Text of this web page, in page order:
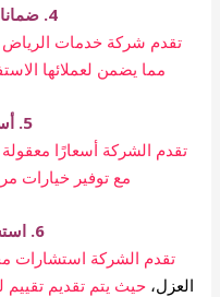
4. ضمانات عالية الجودة
تقدم شركة خدمات
مما يضمن لعملائها
5. أسعار تنافسية
تقدم الشركة أسعارًا معقولة
مع توفير خيارات
6. استشارات مجانية
تقدم الشركة استشارات
العزل، حيث يتم تقديم تقييم